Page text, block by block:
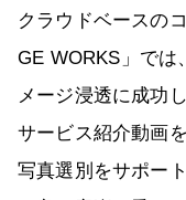
クラウドベースの
GE WORKS」では
メージ浸透に成功
サービス紹介動画
写真選別をサポー